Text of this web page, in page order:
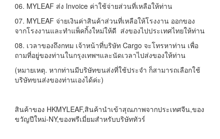
06. MYLEAF ส่ง Invoice ค่าใช้จ่ายส่วนที่เหลือให้ท่าน
07. MYLEAF จ่ายเงินค่าสินค้าส่วนที่เหลือให้โรงงาน ออกของ
จากโรงงานและทำแพ็คกิ้งใหม่ให้ดี ส่งของไปประเทศไทยให้ท่าน
08. เวลาของถึงกทม เจ้าหน้าที่บริษัท Cargo จะโทรหาท่าน เพื่อ
ถามที่อยู่ของท่านในกรุงเทพฯและนัดเวลาไปส่งของให้ท่าน
(หมายเหตุ. หากท่านมีบริษัทขนส่งที่ใช้ประจำ ก็สามารถเลือกใช้
บริษัทขนส่งของท่านเองได้ค่ะ)
สินค้าของ HKMYLEAF,สินค้านำเข้าสุณภาพจากประเทศจีน,ของ
ขวัญปีใหม่-NY,ของพรีเมี่ยมสำหรับบริษัททัวร์